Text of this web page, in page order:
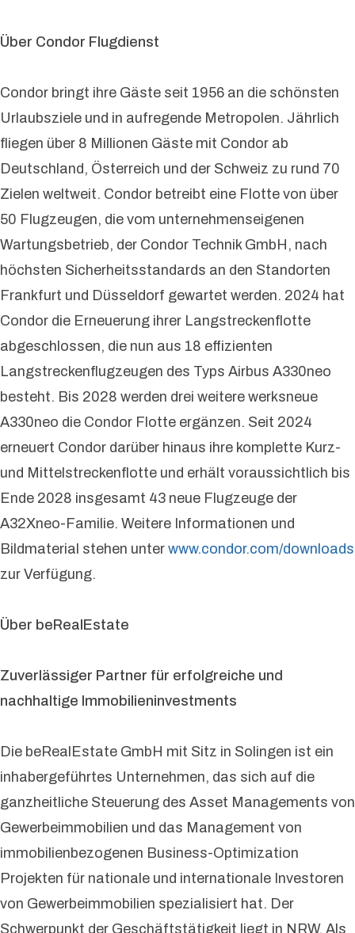
Über Condor Flugdienst
Condor bringt ihre Gäste seit 1956 an die schönsten
Urlaubsziele und in aufregende Metropolen. Jährlich
fliegen über 8 Millionen Gäste mit Condor ab
Deutschland, Österreich und der Schweiz zu rund 70
Zielen weltweit. Condor betreibt eine Flotte von über
50 Flugzeugen, die vom unternehmenseigenen
Wartungsbetrieb, der Condor Technik GmbH, nach
höchsten Sicherheitsstandards an den Standorten
Frankfurt und Düsseldorf gewartet werden. 2024 hat
Condor die Erneuerung ihrer Langstreckenflotte
abgeschlossen, die nun aus 18 effizienten
Langstreckenflugzeugen des Typs Airbus A330neo
besteht. Bis 2028 werden drei weitere werksneue
A330neo die Condor Flotte ergänzen. Seit 2024
erneuert Condor darüber hinaus ihre komplette Kurz-
und Mittelstreckenflotte und erhält voraussichtlich bis
Ende 2028 insgesamt 43 neue Flugzeuge der
A32Xneo-Familie. Weitere Informationen und
Bildmaterial stehen unter www.condor.com/downloads
zur Verfügung.
Über beRealEstate
Zuverlässiger Partner für erfolgreiche und
nachhaltige Immobilieninvestments
Die beRealEstate GmbH mit Sitz in Solingen ist ein
inhabergeführtes Unternehmen, das sich auf die
ganzheitliche Steuerung des Asset Managements von
Gewerbeimmobilien und das Management von
immobilienbezogenen Business-Optimization
Projekten für nationale und internationale Investoren
von Gewerbeimmobilien spezialisiert hat. Der
Schwerpunkt der Geschäftstätigkeit liegt in NRW. Als